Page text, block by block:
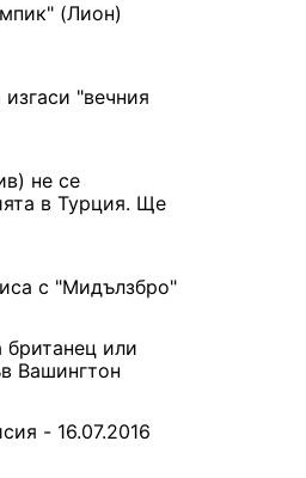
(Лион)
"вечния
не се
в Турция. Ще
с "Мидълзбро"
или
Вашингтон
- 16.07.2016